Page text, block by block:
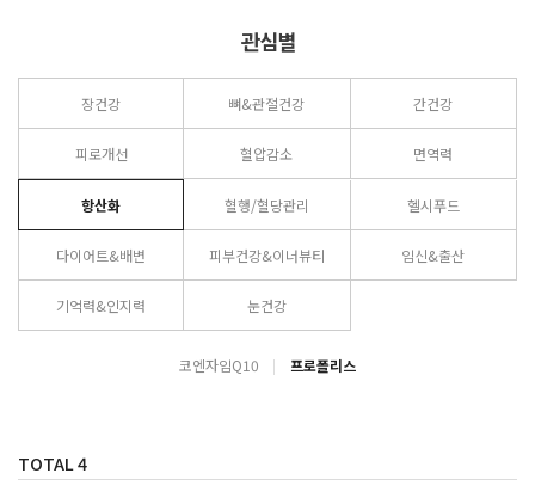
관심별
장건강 뼈&관절건강 간건강
피로개선 혈압감소 면역력
항산화 혈행/혈당관리 헬시푸드
다이어트&배변 피부건강&이너뷰티 임신&출산
기억력&인지력 눈건강
코엔자임Q10 프로폴리스
TOTAL4